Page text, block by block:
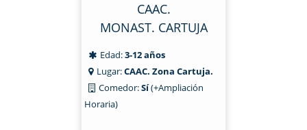
CAAC.
MONAST. CARTUJA
Edad:3-12 años
Lugar:CAAC. Zona Cartuja.
Comedor:Sí(+Ampliación
Horaria)